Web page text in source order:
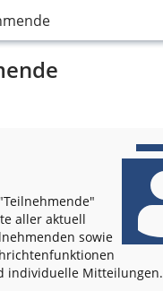
aller aktuell
sowie
individuelle Mitteilungen.